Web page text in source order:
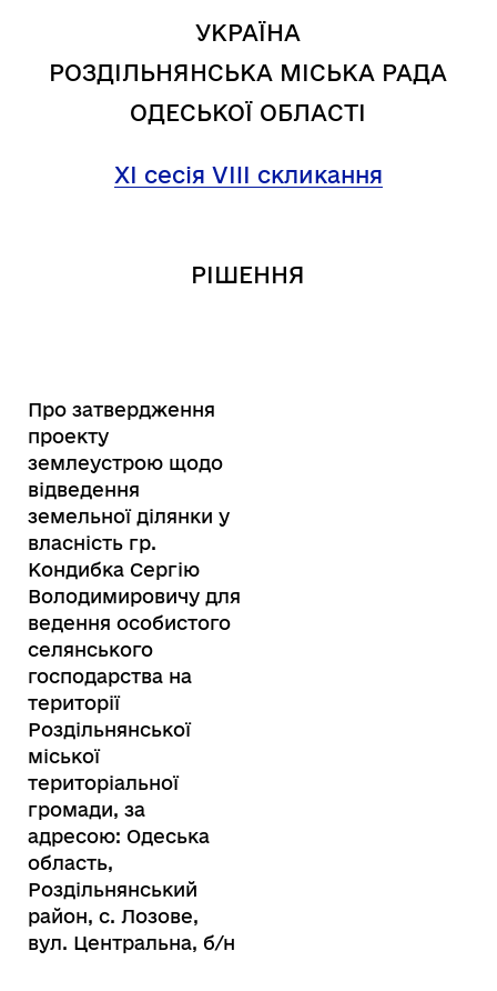
УКРАЇНА
РОЗДІЛЬНЯНСЬКА МІСЬКА РАДА
ОДЕСЬКОЇ ОБЛАСТІ
XI сесія VIII скликання
РІШЕННЯ
Про затвердження
проекту
землеустрою щодо
відведення
земельної ділянки у
власність гр.
Кондибка Сергію
Володимировичу для
ведення особистого
селянського
господарства на
території
Роздільнянської
міської
територіальної
громади, за
адресою: Одеська
область,
Роздільнянський
район, с. Лозове,
вул. Центральна, б/н